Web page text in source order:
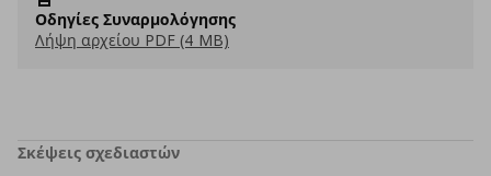
Οδηγίες Συναρμολόγησης
Λήψη αρχείου PDF (4 MB)
Σκέψεις σχεδιαστών